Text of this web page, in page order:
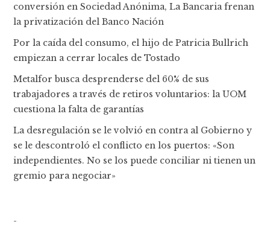
conversión en Sociedad Anónima, La Bancaria frenan
la privatización del Banco Nación
Por la caída del consumo, el hijo de Patricia Bullrich
empiezan a cerrar locales de Tostado
Metalfor busca desprenderse del 60% de sus
trabajadores a través de retiros voluntarios: la UOM
cuestiona la falta de garantías
La desregulación se le volvió en contra al Gobierno y
se le descontroló el conflicto en los puertos: «Son
independientes. No se los puede conciliar ni tienen un
gremio para negociar»
-